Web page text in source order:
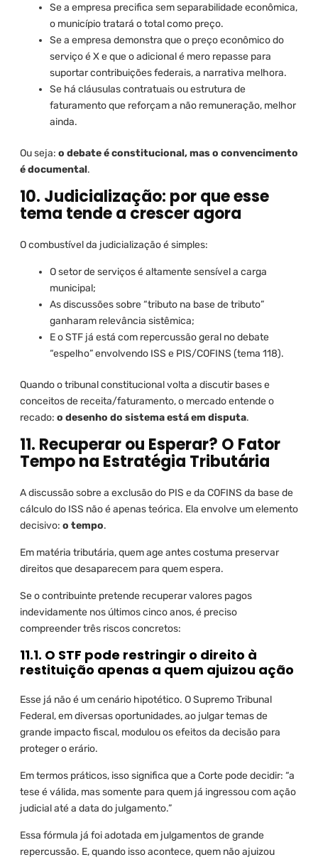
Se a empresa precifica sem separabilidade econômica,
o município tratará o total como preço.
Se a empresa demonstra que o preço econômico do
serviço é X e que o adicional é mero repasse para
suportar contribuições federais, a narrativa melhora.
Se há cláusulas contratuais ou estrutura de
faturamento que reforçam a não remuneração, melhor
ainda.
Ou seja: o debate é constitucional, mas o convencimento
é documental.
10. Judicialização: por que esse
tema tende a crescer agora
O combustível da judicialização é simples:
O setor de serviços é altamente sensível a carga
municipal;
As discussões sobre “tributo na base de tributo”
ganharam relevância sistêmica;
E o STF já está com repercussão geral no debate
“espelho” envolvendo ISS e PIS/COFINS (tema 118).
Quando o tribunal constitucional volta a discutir bases e
conceitos de receita/faturamento, o mercado entende o
recado: o desenho do sistema está em disputa.
11. Recuperar ou Esperar? O Fator
Tempo na Estratégia Tributária
A discussão sobre a exclusão do PIS e da COFINS da base de
cálculo do ISS não é apenas teórica. Ela envolve um elemento
decisivo: o tempo.
Em matéria tributária, quem age antes costuma preservar
direitos que desaparecem para quem espera.
Se o contribuinte pretende recuperar valores pagos
indevidamente nos últimos cinco anos, é preciso
compreender três riscos concretos:
11.1. O STF pode restringir o direito à
restituição apenas a quem ajuizou ação
Esse já não é um cenário hipotético. O Supremo Tribunal
Federal, em diversas oportunidades, ao julgar temas de
grande impacto fiscal, modulou os efeitos da decisão para
proteger o erário.
Em termos práticos, isso significa que a Corte pode decidir: “a
tese é válida, mas somente para quem já ingressou com ação
judicial até a data do julgamento.”
Essa fórmula já foi adotada em julgamentos de grande
repercussão. E, quando isso acontece, quem não ajuizou